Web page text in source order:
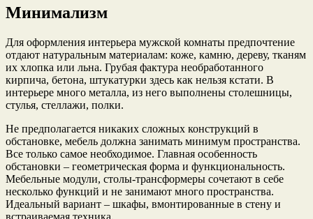
Минимализм
Для оформления интерьера мужской комнаты предпочтение
отдают натуральным материалам: коже, камню, дереву, тканям
их хлопка или льна. Грубая фактура необработанного
кирпича, бетона, штукатурки здесь как нельзя кстати. В
интерьере много металла, из него выполнены столешницы,
стулья, стеллажи, полки.
Не предполагается никаких сложных конструкций в
обстановке, мебель должна занимать минимум пространства.
Все только самое необходимое. Главная особенность
обстановки – геометрическая форма и функциональность.
Мебельные модули, столы-трансформеры сочетают в себе
несколько функций и не занимают много пространства.
Идеальный вариант – шкафы, вмонтированные в стену и
встраиваемая техника.